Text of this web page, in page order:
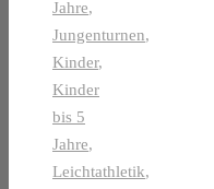
Jahre,
Jungenturnen,
Kinder,
Kinder
bis 5
Jahre,
Leichtathletik,